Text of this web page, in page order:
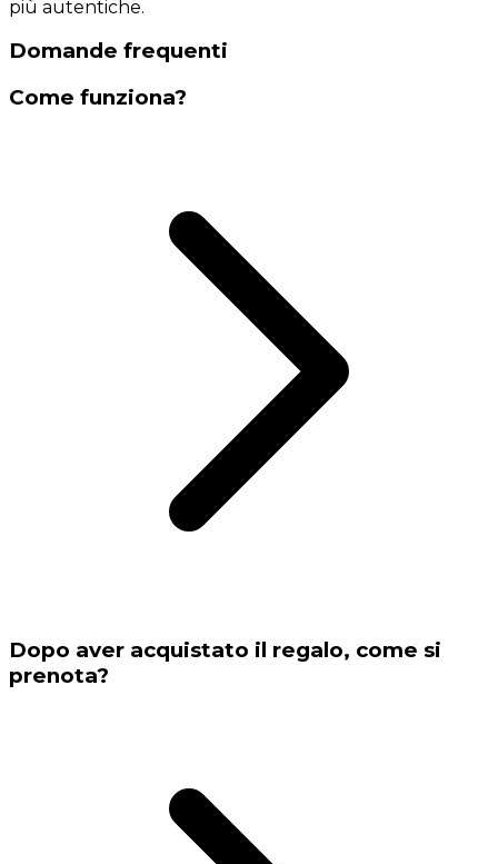
più autentiche.
Domande frequenti
Come funziona?
Dopo aver acquistato il regalo, come si
prenota?